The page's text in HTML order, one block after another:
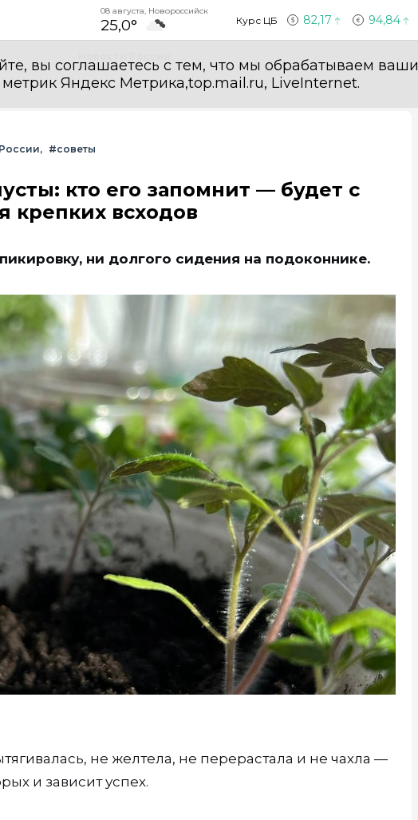
08 августа, Новороссийск
25,0° Курс ЦБ 82,17 94,84
вы соглашаетесь с тем, что мы обрабатываем ваши
Яндекс Метрика,top.mail.ru, LiveInternet.
#советы
кто его запомнит — будет с
крепких всходов
ни долгого сидения на подоконнике.
не желтела, не перерастала и не чахла —
и зависит успех.